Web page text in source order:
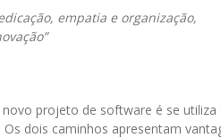
empatia e organização,
projeto de software é se utiliza
dois caminhos apresentam